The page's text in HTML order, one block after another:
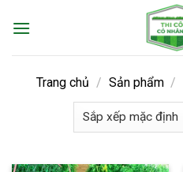
Trang chủ / Sản phẩm /